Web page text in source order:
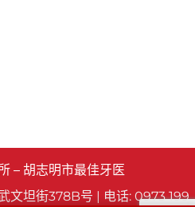
– 胡志明市最佳牙医
文坦街378B号 | 电话: 0973 199